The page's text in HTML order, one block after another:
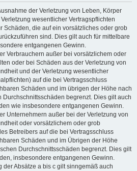
der Verletzung von Leben, Körper
wesentlicher Vertragspflichten
Schäden, die auf ein vorsätzliches oder grob
sind. Dies gilt auch für mittelbare
entgangenen Gewinn.
Verbrauchern außer bei vorsätzlichem oder
oder bei Schäden aus der Verletzung von
und der Verletzung wesentlicher
auf die bei Vertragsschluss
Schäden und im übrigen der Höhe nach
Durchschnittsschäden begrenzt. Dies gilt auch
wie insbesondere entgangenen Gewinn.
Unternehmern außer bei der Verletzung von
oder vorsätzlichem oder grob
Betreibers auf die bei Vertragsschluss
Schäden und im Übrigen der Höhe
Durchschnittsschäden begrenzt. Dies gilt
insbesondere entgangenen Gewinn.
der Absätze a bis c gilt sinngemäß auch